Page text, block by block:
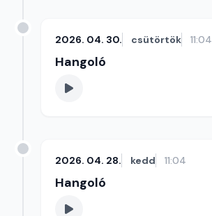
2026. 04. 30. csütörtök 11:04
Hangoló
2026. 04. 28. kedd 11:04
Hangoló